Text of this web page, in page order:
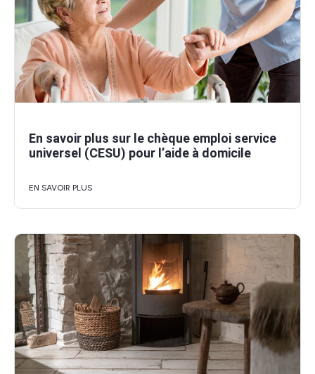
En savoir plus sur le chèque emploi service
universel (CESU) pour l’aide à domicile
EN SAVOIR PLUS